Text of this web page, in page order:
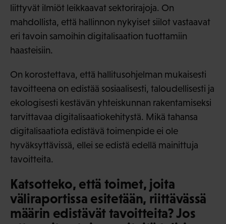
liittyvät ilmiöt leikkaavat sektorirajoja. On
mahdollista, että hallinnon nykyiset siilot vastaavat
eri tavoin samoihin digitalisaation tuottamiin
haasteisiin.
On korostettava, että hallitusohjelman mukaisesti
tavoitteena on edistää sosiaalisesti, taloudellisesti ja
ekologisesti kestävän yhteiskunnan rakentamiseksi
tarvittavaa digitalisaatiokehitystä. Mikä tahansa
digitalisaatiota edistävä toimenpide ei ole
hyväksyttävissä, ellei se edistä edellä mainittuja
tavoitteita.
Katsotteko, että toimet, joita
väliraportissa esitetään, riittävässä
määrin edistävät tavoitteita? Jos